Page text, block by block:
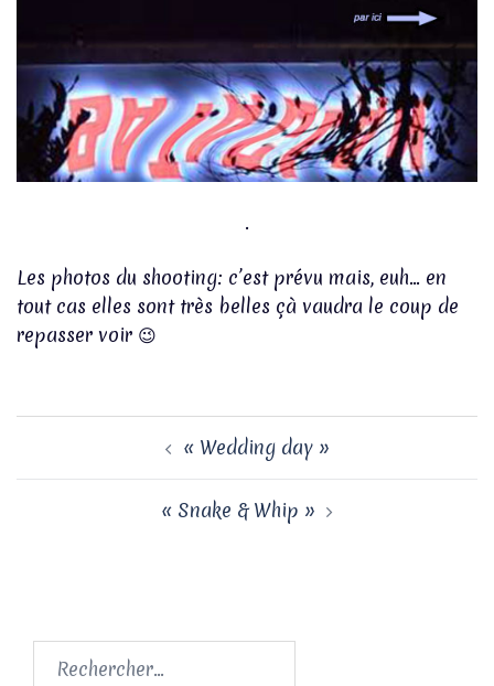
.
Les photos du shooting: c’est prévu mais, euh… en
tout cas elles sont très belles çà vaudra le coup de
repasser voir 😉
« Wedding day »
« Snake & Whip »
Rechercher :